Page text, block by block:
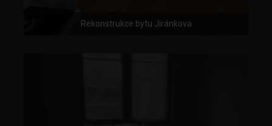
Rekonstrukce bytu Jiránkova